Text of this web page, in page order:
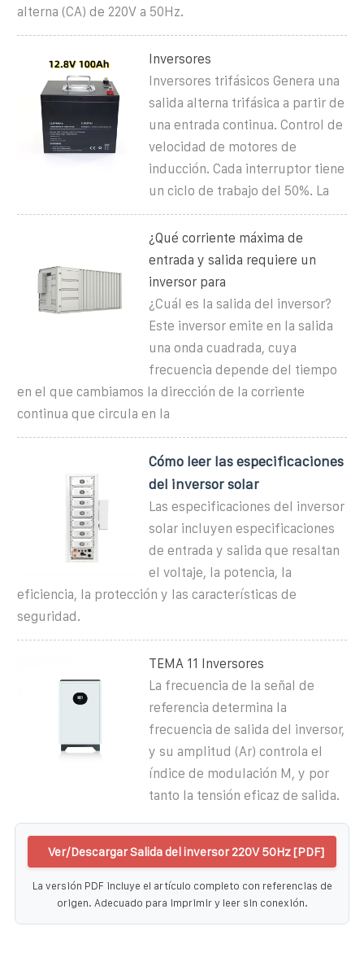
alterna (CA) de 220V a 50Hz.
Inversores
Inversores trifásicos Genera una
salida alterna trifásica a partir de
una entrada continua. Control de
velocidad de motores de
inducción. Cada interruptor tiene
un ciclo de trabajo del 50%. La
¿Qué corriente máxima de
entrada y salida requiere un
inversor para
¿Cuál es la salida del inversor?
Este inversor emite en la salida
una onda cuadrada, cuya
frecuencia depende del tiempo
en el que cambiamos la dirección de la corriente
continua que circula en la
Cómo leer las especificaciones
del inversor solar
Las especificaciones del inversor
solar incluyen especificaciones
de entrada y salida que resaltan
el voltaje, la potencia, la
eficiencia, la protección y las características de
seguridad.
TEMA 11 Inversores
La frecuencia de la señal de
referencia determina la
frecuencia de salida del inversor,
y su amplitud (Ar) controla el
índice de modulación M, y por
tanto la tensión eficaz de salida.
Ver/Descargar Salida del inversor 220V 50Hz [PDF]
La versión PDF incluye el artículo completo con referencias de
origen. Adecuado para imprimir y leer sin conexión.